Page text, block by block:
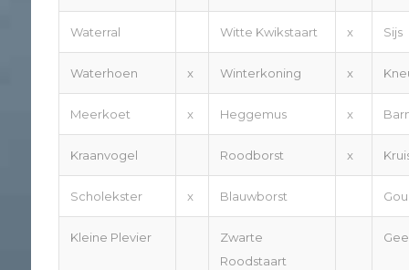
Waterral Witte Kwikstaart x Sijs
Waterhoen x Winterkoning x
Meerkoet x Heggemus x
Kraanvogel Roodborst x
Scholekster x Blauwborst
Kleine Plevier
Zwarte
Roodstaart